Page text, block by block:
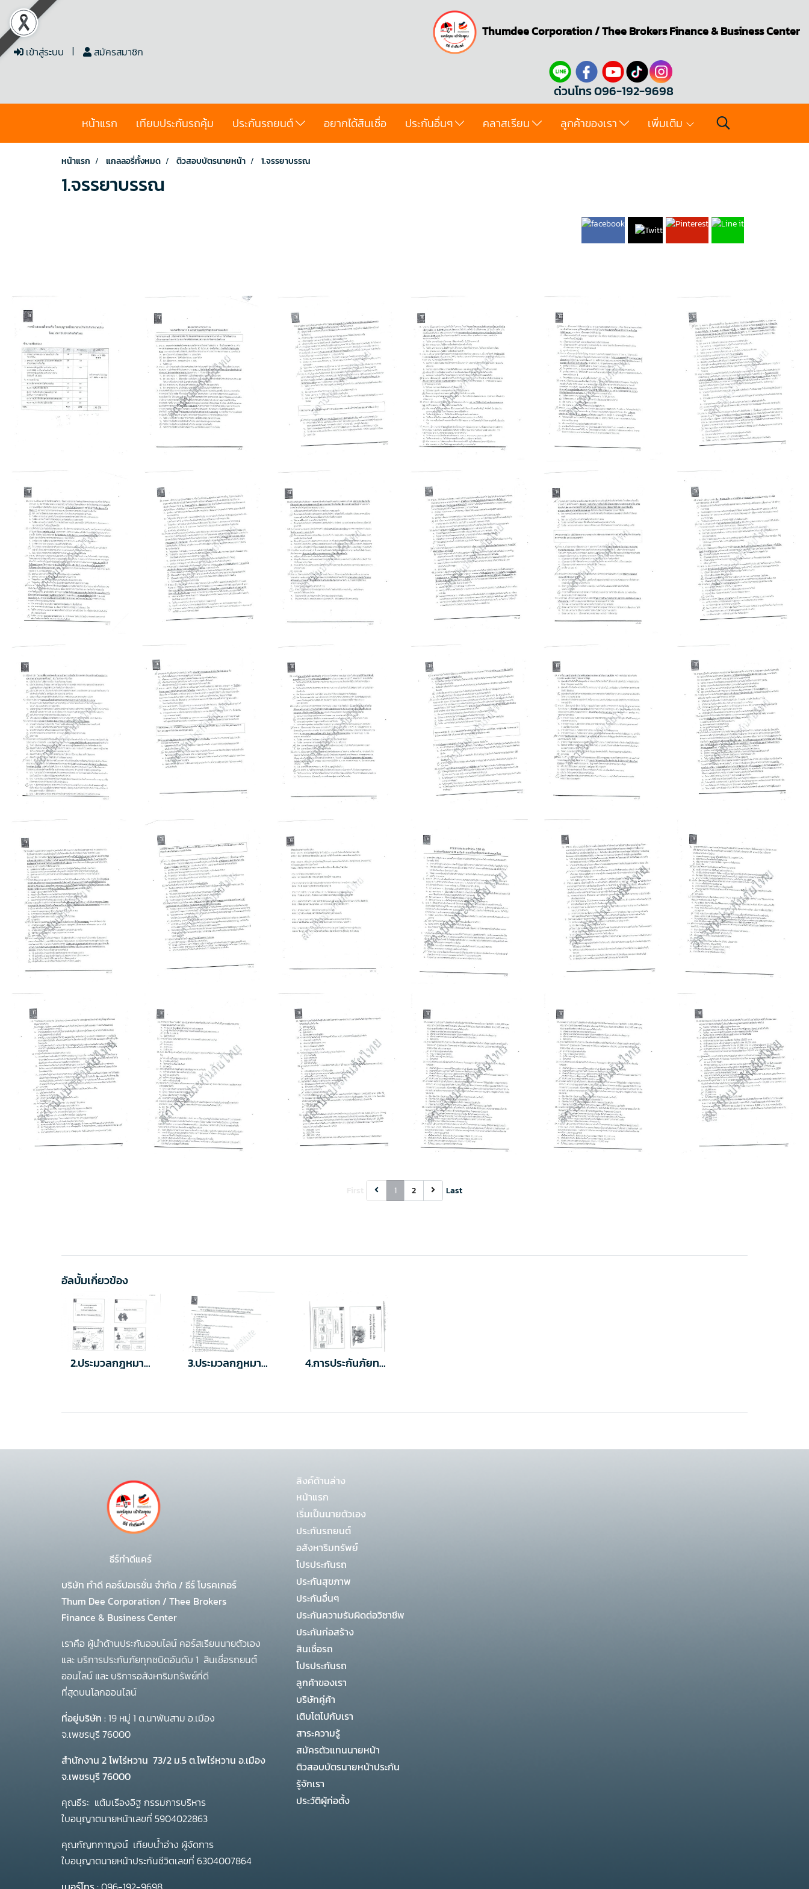
เข้าสู่ระบบ สมัครสมาชิก
Thumdee Corporation/Thee BrokersFinance & Business Center
ด่วนโทร 096-192-9698
หน้าแรก เทียบประกันรถคุ้ม ประกันรถยนต์ อยากได้สินเชื่อ ประกันอื่นๆ คลาสเรียน ลูกค้าของเรา เพิ่มเติม
หน้าแรก แกลลอรี่ทั้งหมด ติวสอบบัตรนายหน้า 1.จรรยาบรรณ
1.จรรยาบรรณ
1 2 Last
อัลบั้มเกี่ยวข้อง
2.ประมวลกฎหมายแพ่งและพานิชย์ 3.ประมวลกฎหมายแพ่งและพานิชย์ 4.การประกันภัยทรัพย์สิน
ธีร์ทำดีแคร์
บริษัท ทำดี คอร์ปอเรชั่น จำกัด / ธีร์ โบรคเกอร์
Thum Dee Corporation / Thee Brokers
Finance & Business Center
เราคือ ผู้นำด้านประกันออนไลน์ คอร์สเรียนนายตัวเอง
และ บริการประกันภัยทุกชนิดอันดับ 1 สินเชื่อรถยนต์
ออนไลน์ และ บริการอสังหาริมทรัพย์ที่ดี
ที่สุดบนโลกออนไลน์
ที่อยู่บริษัท :19 หมู่ 1 ต.นาพันสาม อ.เมือง
จ.เพชรบุรี 76000
สำนักงาน 2 โพโร่หวาน 73/2 ม.5 ต.โพไร่หวาน อ.เมือง
จ.เพชรบุรี 76000
คุณธีระ แต้มเรืองอิฐ กรรมการบริหาร
ใบอนุญาตนายหน้าเลขที่ 5904022863
คุณกัญทกาญจน์ เทียบน้ำอ่าง ผู้จัดการ
ใบอนุญาตนายหน้าประกันชีวิตเลขที่ 6304007864
ลิงค์ด้านล่าง
หน้าแรก
เริ่มเป็นนายตัวเอง
ประกันรถยนต์
อสังหาริมทรัพย์
โปรประกันรถ
ประกันสุขภาพ
ประกันอื่นๆ
ประกันความรับผิดต่อวิชาชีพ
ประกันก่อสร้าง
สินเชื่อรถ
โปรประกันรถ
ลูกค้าของเรา
บริษัทคู่ค้า
เติบโตไปกับเรา
สาระความรู้
สมัครตัวแทนนายหน้า
ติวสอบบัตรนายหน้าประกัน
รู้จักเรา
ประวัติผู้ก่อตั้ง